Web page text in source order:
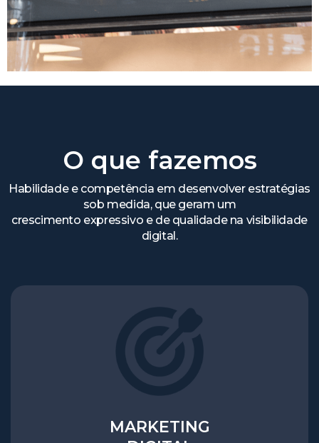
O que fazemos
Habilidade e competência em desenvolver estratégias
sob medida, que geram um
crescimento expressivo e de qualidade na visibilidade
digital.
MARKETING